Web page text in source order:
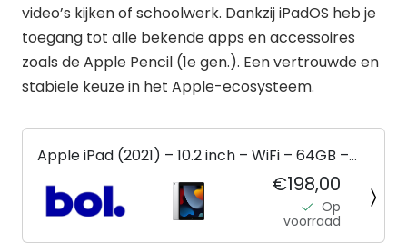
video’s kijken of schoolwerk. Dankzij iPadOS heb je
toegang tot alle bekende apps en accessoires
zoals de Apple Pencil (1e gen.). Een vertrouwde en
stabiele keuze in het Apple-ecosysteem.
Apple iPad (2021) – 10.2 inch – WiFi – 64GB –
Zilver – 9e generatie
€198,00
Op
voorraad